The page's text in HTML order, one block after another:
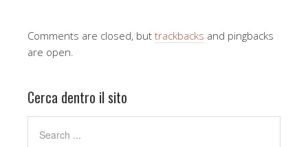
Comments are closed, but trackbacks and pingbacks
are open.
Cerca dentro il sito